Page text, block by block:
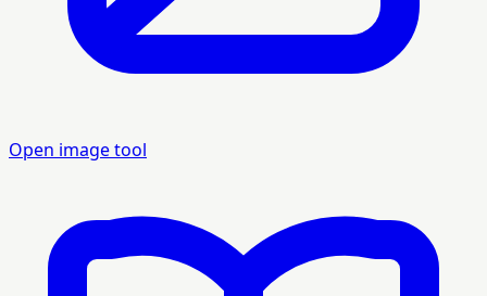
Open image tool